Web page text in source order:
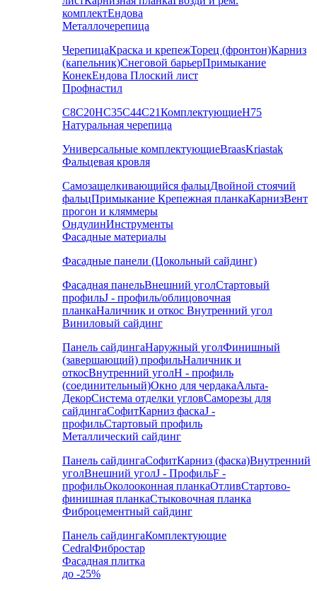
комплектЕндова
Металлочерепица
ЧерепицаКраска и крепежТорец (фронтон)Карниз
(капельник)Снеговой барьерПримыкание
КонекЕндова Плоский лист
Профнастил
С8С20НС35С44С21КомплектующиеН75
Натуральная черепица
Универсальные комплектующиеBraasKriastak
Фальцевая кровля
Самозащелкивающийся фальцДвойной стоячий
фальцПримыкание Крепежная планкаКарнизВент
прогон и кляммеры
ОндулинИнструменты
Фасадные материалы
Фасадные панели (Цокольный сайдинг)
Фасадная панельВнешний уголСтартовый
профильJ - профиль/облицовочная
планкаНаличник и откос Внутренний угол
Виниловый сайдинг
Панель сайдингаНаружный уголФинишный
(завершающий) профильНаличник и
откосВнутренний уголH - профиль
(соединительный)Окно для чердакаАльта-
ДекорСистема отделки угловСаморезы для
сайдингаСофитКарниз фаскаJ -
профильСтартовый профиль
Металлический сайдинг
Панель сайдингаСофитКарниз (фаска)Внутренний
уголВнешний уголJ - ПрофильF -
профильОколооконная планкаОтливСтартово-
финишная планкаСтыковочная планка
Фиброцементный сайдинг
Панель сайдингаКомплектующие
CedralФибростар
Фасадная плитка
до -25%